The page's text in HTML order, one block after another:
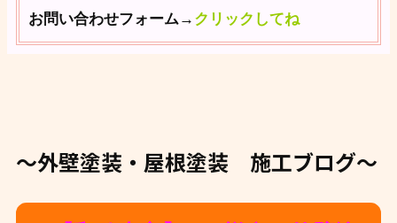
お問い合わせフォーム→ クリックしてね
～外壁塗装・屋根塗装 施工ブログ～